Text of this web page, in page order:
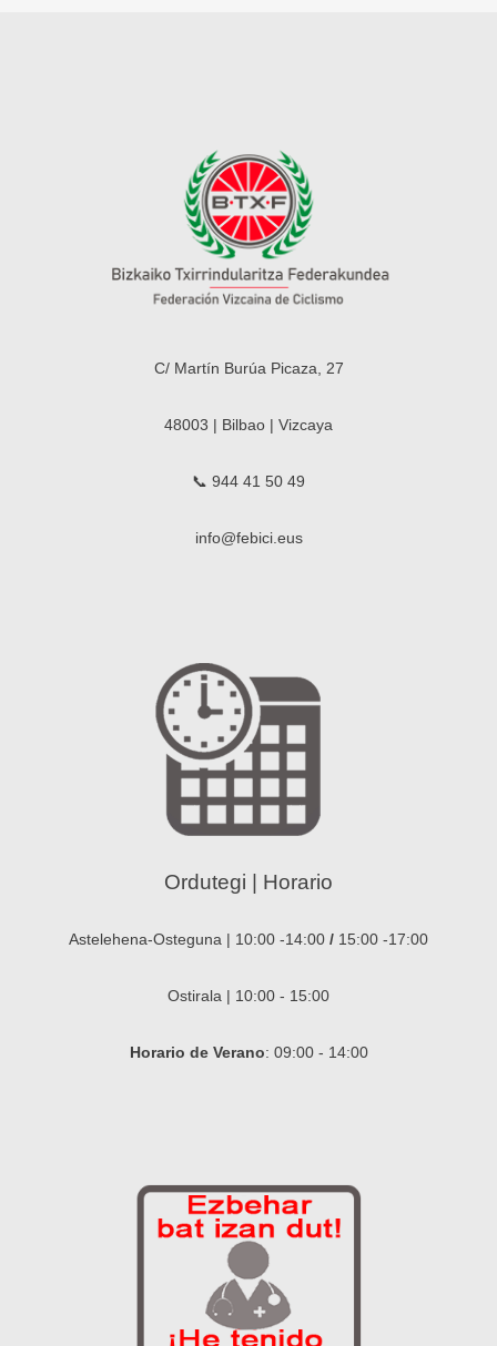
C/ Martín Burúa Picaza, 27
48003 | Bilbao | Vizcaya
📞 944 41 50 49
info@febici.eus
Ordutegi | Horario
Astelehena-Osteguna | 10:00 -14:00 / 15:00 -17:00
Ostirala | 10:00 - 15:00
Horario de Verano: 09:00 - 14:00